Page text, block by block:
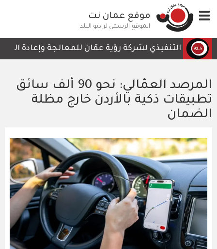
إلى
المحتوى
الرئيسي
Toggle
navigation
موقع عمان نت
الموقع الرسمي لراديو البلد
التنفيذي لشركة رؤية عمّان للمعالجة وإعادة
المرصد العمّالي: نحو 90 ألف سائق
تطبيقات ذكية بالأردن خارج مظلة
الضمان